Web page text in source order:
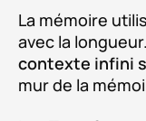
La mémoire
avec la
contexte infini
mur de la